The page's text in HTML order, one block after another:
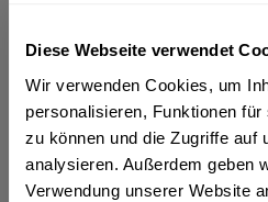
Diese Webseite verwendet
Wir verwenden Cookies, um
personalisieren, Funktionen
zu können und die Zugriffe auf
analysieren. Außerdem geben
Verwendung unserer Website
MEHRWEG
In den Warenkorb
Artikel-Nr.:
30378